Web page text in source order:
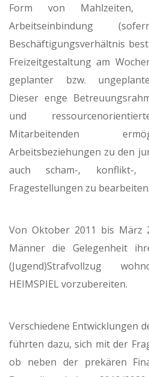
Form von Mahlzeiten,
Arbeitseinbindung
Beschäftigungsverhältnis
Freizeitgestaltung am
geplanter bzw.
Dieser enge
und
Mitarbeitenden
Arbeitsbeziehungen zu den
auch scham-, konflikt-,
Fragestellungen zu
Von Oktober 2011 bis März
Männer die Gelegenheit
(Jugend)Strafvollzug
HEIMSPIEL vorzubereiten.
Verschiedene Entwicklungen
führten dazu, sich mit der
ob neben der prekären